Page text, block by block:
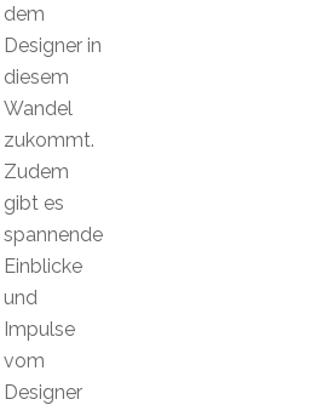
dem
Designer in
diesem
Wandel
zukommt.
Zudem
gibt es
spannende
Einblicke
und
Impulse
vom
Designer